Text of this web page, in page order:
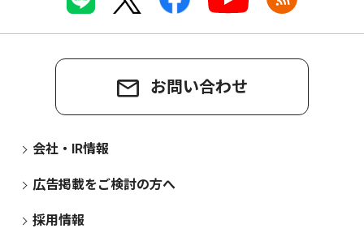
お問い合わせ
会社・IR情報
広告掲載をご検討の方へ
採用情報